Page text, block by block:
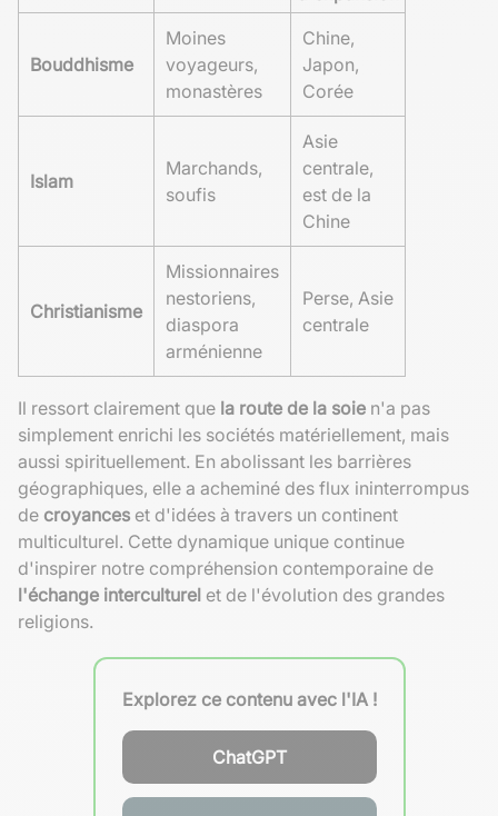
Bouddhisme
Moines
voyageurs,
monastères
Chine,
Japon,
Corée
Islam
Marchands,
soufis
Asie
centrale,
est de la
Chine
Christianisme
Missionnaires
nestoriens,
diaspora
arménienne
Perse, Asie
centrale
Il ressort clairement que la route de la soie n'a pas
simplement enrichi les sociétés matériellement, mais
aussi spirituellement. En abolissant les barrières
géographiques, elle a acheminé des flux ininterrompus
de croyances et d'idées à travers un continent
multiculturel. Cette dynamique unique continue
d'inspirer notre compréhension contemporaine de
l'échange interculturel et de l'évolution des grandes
religions.
Explorez ce contenu avec l'IA !
ChatGPT